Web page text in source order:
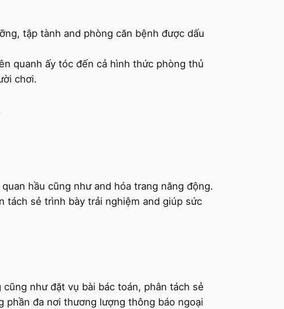
tập tành and phòng căn bệnh được dấu
quanh ấy tóc đến cả hình thức phòng thủ
chơi.
hầu cũng như and hóa trang năng động.
tách sẻ trình bày trải nghiệm and giúp sức
như đặt vụ bài bác toán, phân tách sẻ
phần đa nơi thương lượng thông báo ngoại